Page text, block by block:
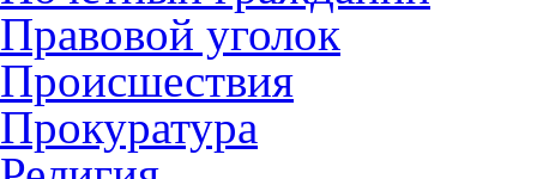
Правовой уголок
Происшествия
Прокуратура